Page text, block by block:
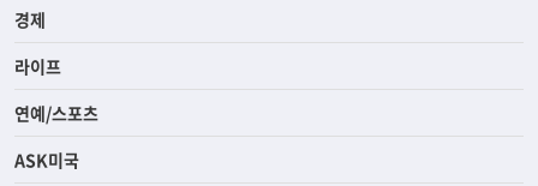
사회
경제
라이프
연예/스포츠